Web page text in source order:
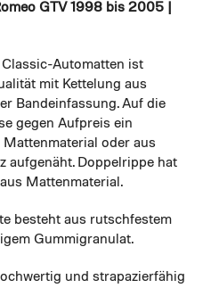
GTV 1998 bis 2005 |
Automatten ist
mit Kettelung aus
Bandeinfassung. Auf die
gegen Aufpreis ein
oder aus
aufgenäht. Doppelrippe hat
Mattenmaterial.
besteht aus rutschfestem
Gummigranulat.
und strapazierfähig